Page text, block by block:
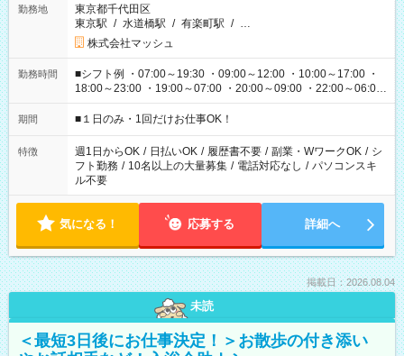
勤務地
東京都千代田区
東京駅 / 水道橋駅 / 有楽町駅 / …
株式会社マッシュ
勤務時間
■シフト例 ・07:00～19:30 ・09:00～12:00 ・10:00～17:00 ・
18:00～23:00 ・19:00～07:00 ・20:00～09:00 ・22:00～06:00
etc ★最短で3時間で5,120円のお仕事から 15時間で2万円近く稼
げるお仕事も！ ご希望のお時間に合わせてご紹介！ ※シフトは
ください！
期間 ■１日のみ・1回だけお仕事OK！
特徴 週1日からOK / 日払いOK / 履歴書不要 / 副業・WワークOK / シ
フト勤務 / 10名以上の大量募集 / 電話対応なし / パソコンスキ
ル不要
気になる！ 応募する 詳細へ
掲載日：2026.08.04
未読
＜最短3日後にお仕事決定！＞お散歩の付き添い